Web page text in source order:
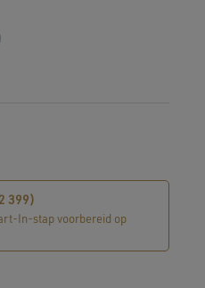
399 )
In-stap voorbereid op